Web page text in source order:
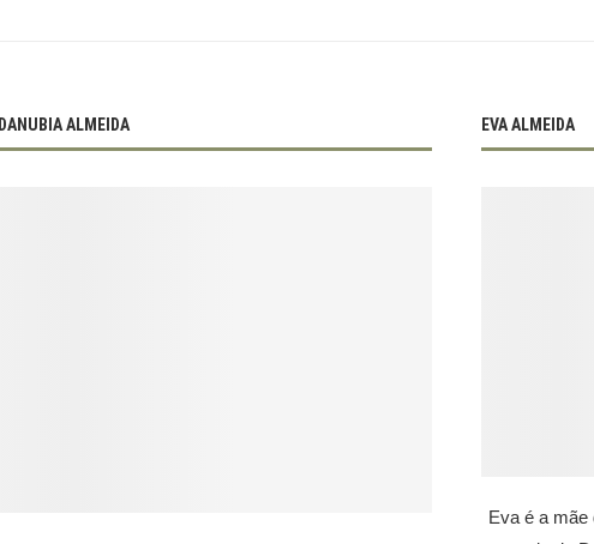
DANUBIA ALMEIDA EVA ALMEIDA
Eva é a mãe